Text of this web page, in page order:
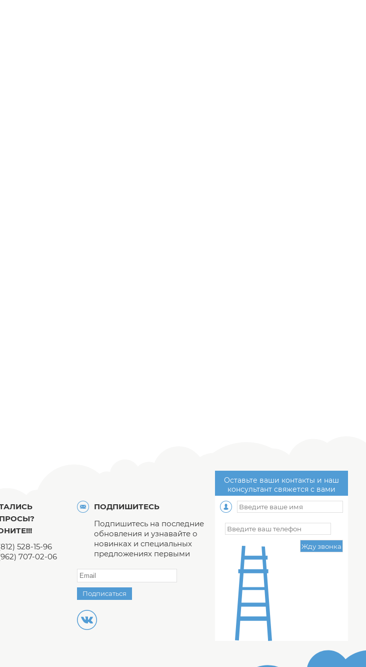
528-15-96
707-02-06
ПОДПИШИТЕСЬ
Подпишитесь на последние
обновления и узнавайте о
новинках и специальных
предложениях первыми
Подписаться
Оставьте ваши контакты и наш
консультант свяжется с вами